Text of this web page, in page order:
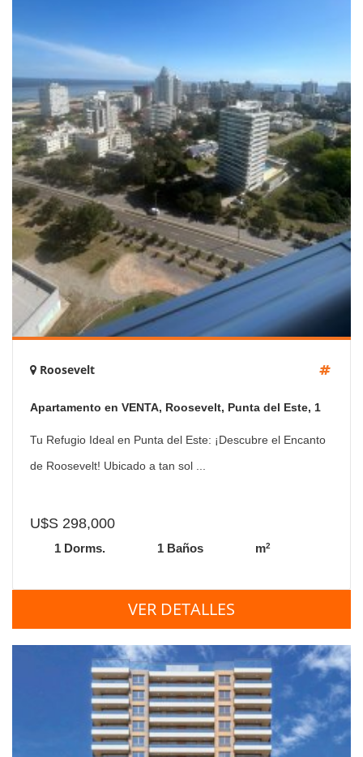
Roosevelt
Apartamento en VENTA, Roosevelt, Punta del Este, 1
Dormitorios.
Tu Refugio Ideal en Punta del Este: ¡Descubre el Encanto
de Roosevelt! Ubicado a tan sol ...
U$S 298,000
1 Dorms. 1 Baños m2
VER DETALLES